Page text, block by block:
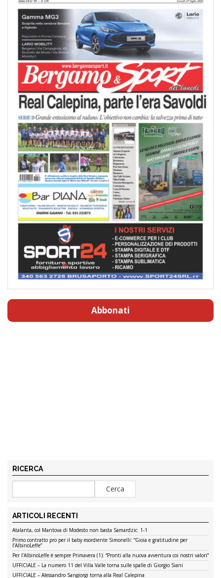
Abbonati
RICERCA
ARTICOLI RECENTI
Atalanta, col Mantova di Modesto non basta Samardzic: 1-1
Primo contratto pro per il baby esordiente Simonelli: “Gioia e gratitudine per
l’AlbinoLeffe”
Per l’AlbinoLeffe è sempre Primavera (1): “Pronti alla nuova avventura coi nostri valori”
UFFICIALE – La numero 11 del Villa Valle torna sulle spalle di Giorgio Siani
UFFICIALE – Alessandro Sangiorgi torna alla Real Calepina